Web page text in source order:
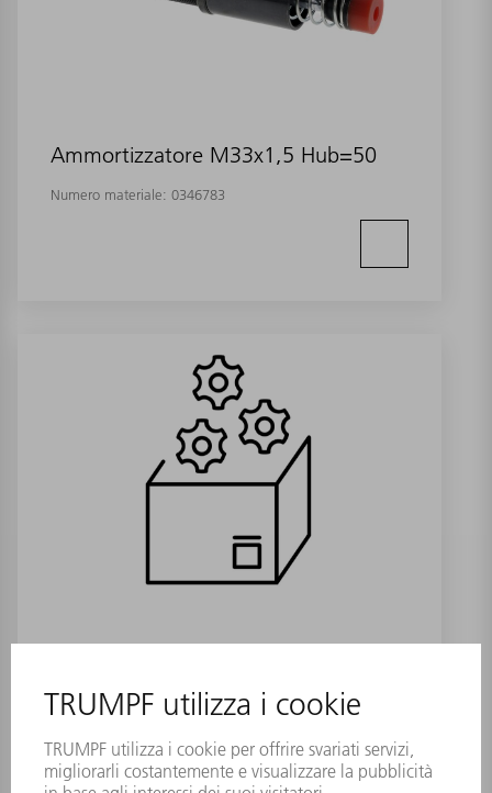
Ammortizzatore M33x1,5 Hub=50
Numero materiale: 0346783
Numero materiale:1706566